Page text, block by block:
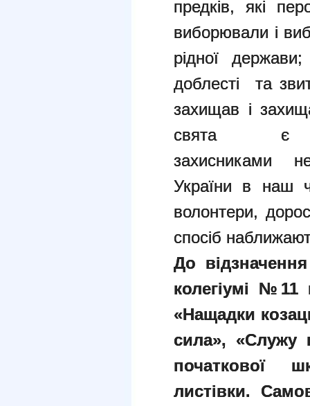
предків, які
виборювали і
рідної
доблесті та
захищав і
свята є
захисниками
України в наш
волонтери,
спосіб
До
колегіумі
«Нащадки
сила», «Служу
початкової
листівки.